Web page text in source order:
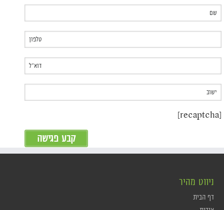
[recaptcha]
ניווט מהיר
דף הבית